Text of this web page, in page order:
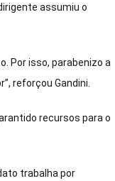
assumiu o
Por isso, parabenizo a
reforçou Gandini.
recursos para o
trabalha por